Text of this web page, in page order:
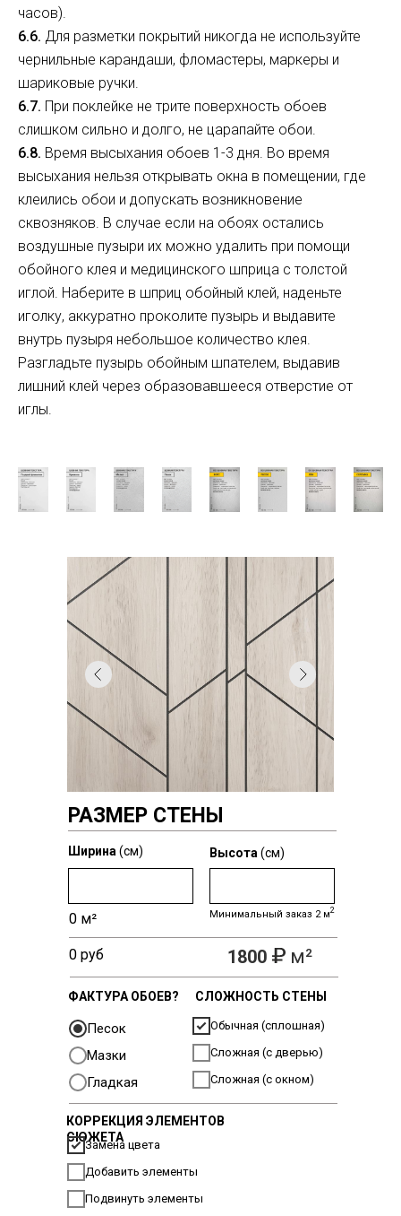
часов).
6.6. Для разметки покрытий никогда не используйте
чернильные карандаши, фломастеры, маркеры и
шариковые ручки.
6.7. При поклейке не трите поверхность обоев
слишком сильно и долго, не царапайте обои.
6.8. Время высыхания обоев 1-3 дня. Во время
высыхания нельзя открывать окна в помещении, где
клеились обои и допускать возникновение
сквозняков. В случае если на обоях остались
воздушные пузыри их можно удалить при помощи
обойного клея и медицинского шприца с толстой
иглой. Наберите в шприц обойный клей, наденьте
иголку, аккуратно проколите пузырь и выдавите
внутрь пузыря небольшое количество клея.
Разгладьте пузырь обойным шпателем, выдавив
лишний клей через образовавшееся отверстие от
иглы.
РАЗМЕР СТЕНЫ
0 м²
Ширина(см) Высота(см)
Минимальный заказ 2 м2
Песок
Мазки
Гладкая
1800 м²
0 руб
ФАКТУРА ОБОЕВ?
Обычная (сплошная)
Сложная (с дверью)
Сложная (с окном)
СЛОЖНОСТЬ СТЕНЫ
КОРРЕКЦИЯ ЭЛЕМЕНТОВ
СЮЖЕТА
Замена цвета
Добавить элементы
Подвинуть элементы